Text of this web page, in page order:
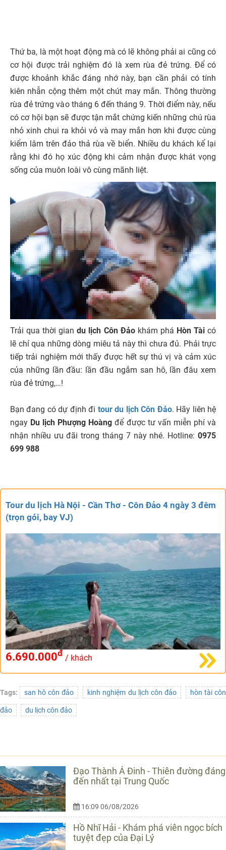
Thứ ba, là một hoạt động mà có lẽ không phải ai cũng có
cơ hội được trải nghiệm đó là xem rùa đẻ trứng. Để có
được khoảnh khắc đáng nhớ này, bạn cần phải có tính
kiên nhẫn cộng thêm một chút may mắn. Thông thường
rùa đẻ trứng vào tháng 6 đến tháng 9. Thời điểm này, nếu
có cơ hội bạn sẽ được tận mắt chứng kiến những chú rùa
nhỏ xinh chui ra khỏi vỏ và may mắn hơn khi được cùng
kiểm lâm trên đảo thả rùa về biển. Nhiều du khách kể lại
rằng khi đó họ xúc động khi cảm nhận được khát vọng
sống của muôn loài vô cùng mãnh liệt.
Trải qua thời giandu lịch Côn Đảokhám phá Hòn Tàicó
lẽ chỉ qua những dòng miêu tả này thì chưa đủ. Phải trực
tiếp trải nghiệm mới thấy được hết sự thú vị và cảm xúc
của những lần đầu: lần đầu ngắm san hô, lần đâu xem
rùa đẻ trứng,…!
Bạn đang có dự định đi tour du lịch Côn Đảo. Hãy liên hệ
ngay Du lịch Phượng Hoàng để được tư vấn miễn phí và
nhận nhiều ưu đãi trong tháng 7 này nhé. Hotline: 0975
699 988
Tour du lịch Hà Nội - Cần Thơ - Côn Đảo 4 ngày 3 đêm
(trọn gói, bay VJ)
6.690.000đ / khách
Tags: san hô côn đảo kinh nghiệm du lịch côn đảo hòn tài côn
đảo du lịch côn đảo
Đạo Thành Á Đinh - Thiên đường đáng
đến nhất tại Trung Quốc
16:09 06/08/2026
Hồ Nhĩ Hải - Khám phá viên ngọc bích
tuyệt đẹp của Đại Lý